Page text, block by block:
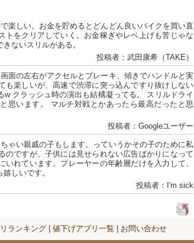
楽しい。お金を貯めるとどんどん良いバイクを買い直
トをクリアしていく。お金稼ぎやレベ上げも苦じゃな
ないスリルがある。
投稿者：武田康希（TAKE）
面の左右がアクセルとブレーキ、傾きでハンドルと実
も楽しいが、高速で渋滞に突っ込んですり抜けしない
w クラッシュ時の演出も結構凝ってる。 スリルドライ
思います。 マルチ対戦とかあったら最高だったと思
投稿者：Googleユーザー
ゃい親戚の子もします。っていうかその子のために私
のですが、子供には見せられない広告ばかりになって
れています。プレーヤーの年齢層だけを入力して、
しいです。
投稿者：I'm sick
ランキング| 値下げアプリ一覧 お問い合わせ